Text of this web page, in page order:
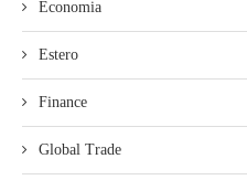
Economia
Estero
Finance
Global Trade